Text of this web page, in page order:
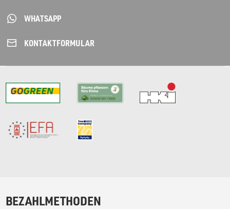
WHATSAPP
KONTAKT­FORMULAR
BEZAHLMETHODEN